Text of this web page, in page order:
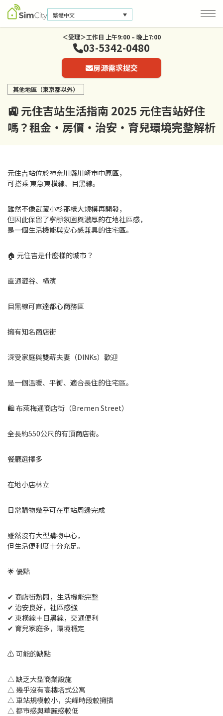
繁體中文
隱私保護政策
＜受理＞工作日 上午9:00 – 晚上7:00
03-5342-0480
房源需求提交
其他地區（東京都以外）
🚉 元住吉站生活指南 2025 元住吉站好住
嗎？租金・房價・治安・育兒環境完整解析
元住吉站位於神奈川縣川崎市中原區，
可搭乘 東急東橫線、目黑線。
雖然不像武藏小杉那樣大規模再開發，
但因此保留了寧靜氛圍與濃厚的在地社區感，
是一個生活機能與安心感兼具的住宅區。
🏠 元住吉是什麼樣的城市？
直通澀谷、橫濱
目黑線可直達都心商務區
擁有知名商店街
深受家庭與雙薪夫妻（DINKs）歡迎
是一個溫暖、平衡、適合長住的住宅區。
🛍 布萊梅通商店街（Bremen Street）
全長約550公尺的有頂商店街。
餐廳選擇多
在地小店林立
日常購物幾乎可在車站周邊完成
雖然沒有大型購物中心，
但生活便利度十分充足。
🌟 優點
✔ 商店街熱鬧，生活機能完整
✔ 治安良好，社區感強
✔ 東橫線＋目黑線，交通便利
✔ 育兒家庭多，環境穩定
⚠ 可能的缺點
△ 缺乏大型商業設施
△ 幾乎沒有高樓塔式公寓
△ 車站規模較小，尖峰時段較擁擠
△ 都市感與華麗感較低